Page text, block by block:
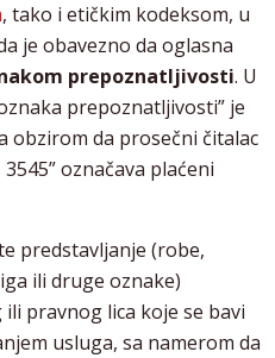
, tako i etičkim kodeksom, u
je obavezno da oglasna
prepoznatljivosti. U
prepoznatljivosti” je
obzirom da prosečni čitalac
označava plaćeni
predstavljanje (robe,
ili druge oznake)
pravnog lica koje se bavi
usluga, sa namerom da